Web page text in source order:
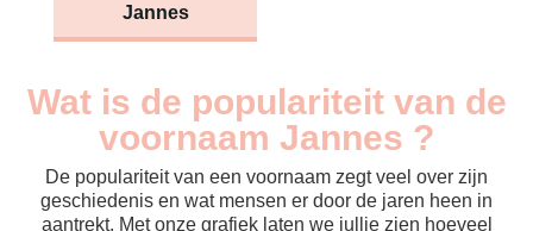
Jannes
Wat is de populariteit van de
voornaam Jannes ?
De populariteit van een voornaam zegt veel over zijn
geschiedenis en wat mensen er door de jaren heen in
aantrekt. Met onze grafiek laten we jullie zien hoeveel
Année
Nouveaux-
nés
2010
20
2011
15
2012
11